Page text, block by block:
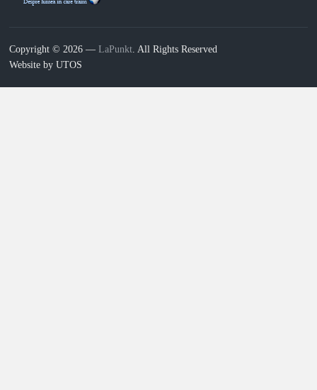
Copyright © 2026 —LaPunkt . All Rights Reserved
Website by UTOS